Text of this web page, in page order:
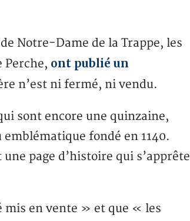
Notre-Dame de la Trappe, les
Perche, ont publié un
n’est ni fermé, ni vendu.
sont encore une quinzaine,
fondé en 1140.
page d’histoire qui s’apprête
mis en vente » et que « les